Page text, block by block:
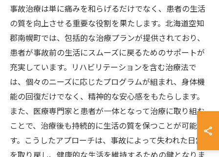
事故治療は単に痛みを和らげるだけでなく、患者の生活
の質を向上させる重要な役割を果たします。北海道空知
郡南幌町では、包括的な治療プランが提供されており、
患者が事故前の生活にスムーズに戻るためのサポートが
充実しています。リハビリテーションを含む治療法で
は、個々のニーズに応じたプログラムが組まれ、身体機
能の回復だけでなく、精神的な安心感をもたらします。
また、医療専門家と患者が一体となって治療に取り組む
ことで、治療後も持続的に生活の質を保つことが可能で
す。こうしたアプローチは、事故によって失われた日常
を取り戻し、健康的な生活を維持するための鍵となりま